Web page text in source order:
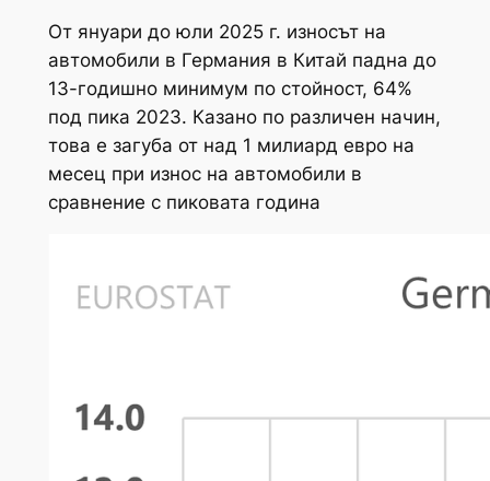
От януари до юли 2025 г. износът на
автомобили в Германия в Китай падна до
13-годишно минимум по стойност, 64%
под пика 2023. Казано по различен начин,
това е загуба от над 1 милиард евро на
месец при износ на автомобили в
сравнение с пиковата година